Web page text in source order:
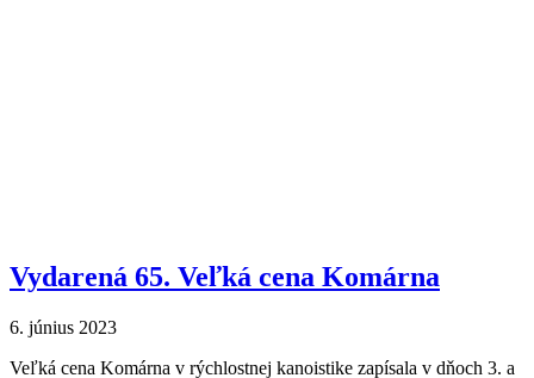
Vydarená 65. Veľká cena Komárna
6. június 2023
Veľká cena Komárna v rýchlostnej kanoistike zapísala v dňoch 3. a